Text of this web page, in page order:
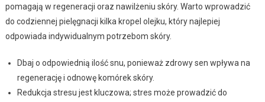
pomagają w regeneracji oraz nawilżeniu skóry. Warto wprowadzić
do codziennej pielęgnacji kilka kropel olejku, który najlepiej
odpowiada indywidualnym potrzebom skóry.
Dbaj o odpowiednią ilość snu, ponieważ zdrowy sen wpływa na
regenerację i odnowę komórek skóry.
Redukcja stresu jest kluczowa; stres może prowadzić do